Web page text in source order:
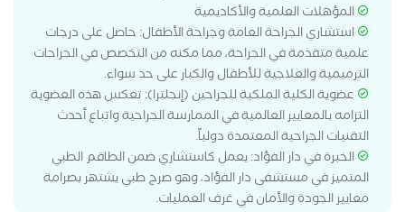
المؤهلات العلمية والأكاديمية
استشاري الجراحة العامة وجراحة الأطفال: حاصل على درجات
علمية متقدمة في الجراحة، مما مكنه من التخصص في الجراحات
الترميمية والعلاجية للأطفال والكبار على حد سواء.
عضوية الكلية الملكية للجراحين (إنجلترا): تعكس هذه العضوية
التزامه بالمعايير العالمية في الممارسة الجراحية واتباع أحدث
التقنيات الجراحية المعتمدة دولياً.
الخبرة في دار الفؤاد: يعمل كاستشاري ضمن الطاقم الطبي
المتميز في مستشفى دار الفؤاد، وهو صرح طبي يشتهر بصرامة
معايير الجودة والأمان في غرف العمليات.